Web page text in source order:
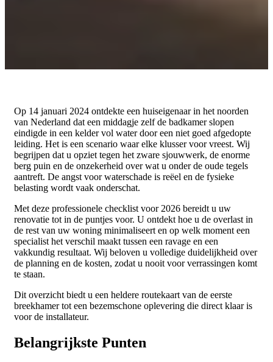
Op 14 januari 2024 ontdekte een huiseigenaar in het noorden
van Nederland dat een middagje zelf de badkamer slopen
eindigde in een kelder vol water door een niet goed afgedopte
leiding. Het is een scenario waar elke klusser voor vreest. Wij
begrijpen dat u opziet tegen het zware sjouwwerk, de enorme
berg puin en de onzekerheid over wat u onder de oude tegels
aantreft. De angst voor waterschade is reëel en de fysieke
belasting wordt vaak onderschat.
Met deze professionele checklist voor 2026 bereidt u uw
renovatie tot in de puntjes voor. U ontdekt hoe u de overlast in
de rest van uw woning minimaliseert en op welk moment een
specialist het verschil maakt tussen een ravage en een
vakkundig resultaat. Wij beloven u volledige duidelijkheid over
de planning en de kosten, zodat u nooit voor verrassingen komt
te staan.
Dit overzicht biedt u een heldere routekaart van de eerste
breekhamer tot een bezemschone oplevering die direct klaar is
voor de installateur.
Belangrijkste Punten